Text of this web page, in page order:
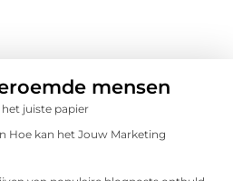
mensen
juiste papier
Hoe kan het Jouw Marketing